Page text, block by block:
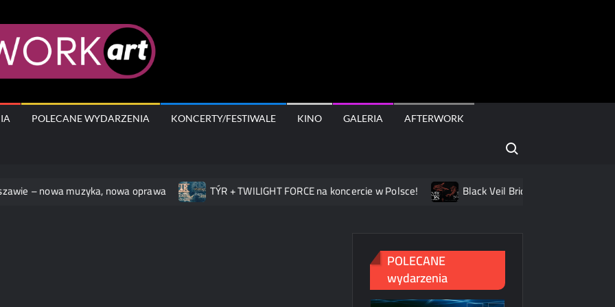
POLECANE WYDARZENIA KONCERTY/FESTIWALE KINO GALERIA AFTERWORK
Search for:
nowa muzyka, nowa oprawa TÝR + TWILIGHT FORCE na koncercie w Polsce! Black Veil Brides na dwóch koncertach
POLECANE
wydarzenia